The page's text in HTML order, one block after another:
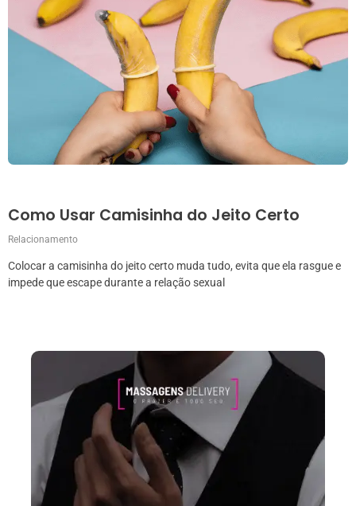
Como Usar Camisinha do Jeito Certo
Relacionamento
Colocar a camisinha do jeito certo muda tudo, evita que ela rasgue e
impede que escape durante a relação sexual